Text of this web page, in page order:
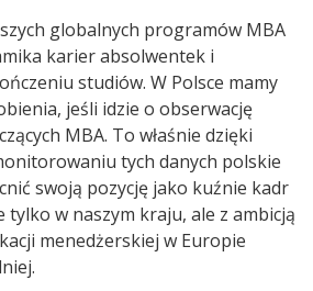
globalnych programów MBA
karier absolwentek i
studiów. W Polsce mamy
jeśli idzie o obserwację
MBA. To właśnie dzięki
tych danych polskie
swoją pozycję jako kuźnie kadr
tylko w naszym kraju, ale z ambicją
menedżerskiej w Europie